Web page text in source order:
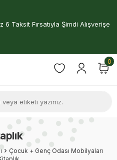
6 Taksit Fırsatıyla Şimdi Alışverişe
0
Çocuk + Genç Odası Mobilyaları